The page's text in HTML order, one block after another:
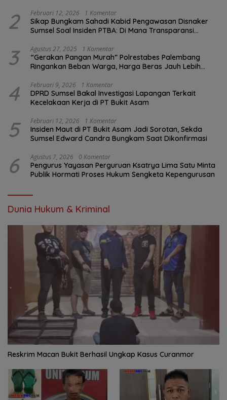
2 Februari 12, 2026 1 Komentar
Sikap Bungkam Sahadi Kabid Pengawasan Disnaker
Sumsel Soal Insiden PTBA: Di Mana Transparansi
3 Agustus 27, 2025 1 Komentar
“Gerakan Pangan Murah” Polrestabes Palembang
Ringankan Beban Warga, Harga Beras Jauh Lebih
4 Februari 9, 2026 1 Komentar
DPRD Sumsel Bakal Investigasi Lapangan Terkait
Kecelakaan Kerja di PT Bukit Asam
5 Februari 12, 2026 1 Komentar
Insiden Maut di PT Bukit Asam Jadi Sorotan, Sekda
Sumsel Edward Candra Bungkam Saat Dikonfirmasi
6 Agustus 7, 2026 0 Komentar
Pengurus Yayasan Perguruan Ksatrya Lima Satu Minta
Publik Hormati Proses Hukum Sengketa Kepengurusan
Dunia Hukum & Kriminal
Reskrim Macan Bukit Berhasil Ungkap Kasus Curanmor